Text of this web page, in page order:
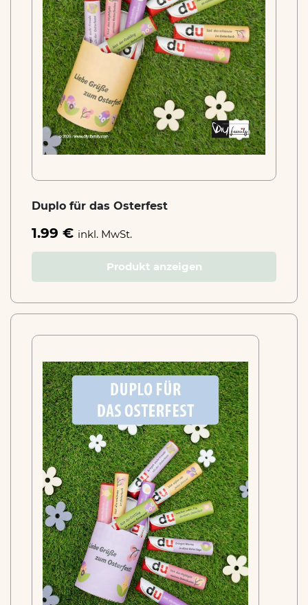
Duplo für das Osterfest
1.99 € inkl. MwSt.
Produkt anzeigen